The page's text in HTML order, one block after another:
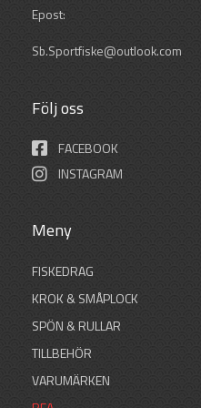
Epost:
Sb.Sportfiske@outlook.com
Följ oss
FACEBOOK
INSTAGRAM
Meny
FISKEDRAG
KROK & SMÅPLOCK
SPÖN & RULLAR
TILLBEHÖR
VARUMÄRKEN